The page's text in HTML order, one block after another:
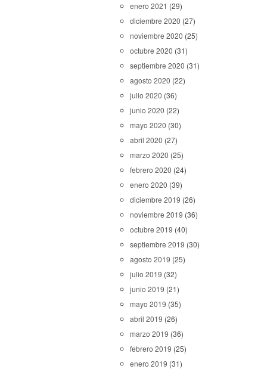
enero 2021 (29)
diciembre 2020 (27)
noviembre 2020 (25)
octubre 2020 (31)
septiembre 2020 (31)
agosto 2020 (22)
julio 2020 (36)
junio 2020 (22)
mayo 2020 (30)
abril 2020 (27)
marzo 2020 (25)
febrero 2020 (24)
enero 2020 (39)
diciembre 2019 (26)
noviembre 2019 (36)
octubre 2019 (40)
septiembre 2019 (30)
agosto 2019 (25)
julio 2019 (32)
junio 2019 (21)
mayo 2019 (35)
abril 2019 (26)
marzo 2019 (36)
febrero 2019 (25)
enero 2019 (31)